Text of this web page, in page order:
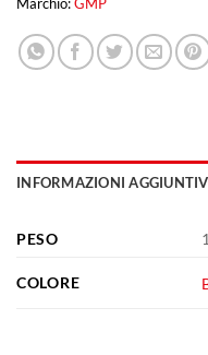
Marchio:GMP
INFORMAZIONI
PESO
COLORE